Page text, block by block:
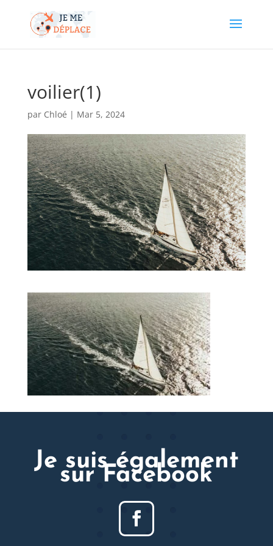
voilier(1)
par Chloé | Mar 5, 2024
Je suis également
sur Facebook